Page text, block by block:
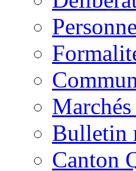
Bulletin
Canton